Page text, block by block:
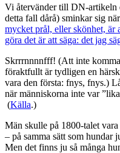
Vi återvänder till DN-artikeln
detta fall dårå) sminkar sig
mycket prål, eller skönhet, är
göra det är att säga: det jag
Skrrrnnnnfff! (Att inte
föraktfullt är tydligen en
vara den första: fnys, fnys.)
när människorna inte var
(Källa.)
Män skulle på 1800-talet
– på samma sätt som hundar
Men det finns ju så många